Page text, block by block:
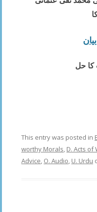
كا حل
This entry was posted in
worthy Morals, D. Acts of
Advice, O. Audio, U. Urdu